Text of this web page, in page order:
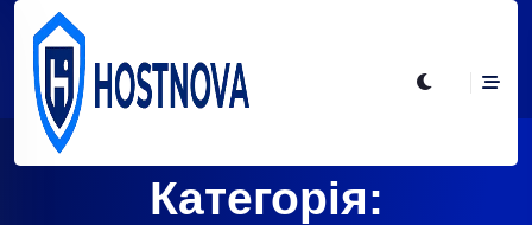
Категорія: